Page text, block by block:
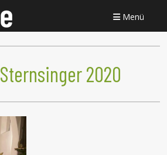
Menü
Sternsinger 2020